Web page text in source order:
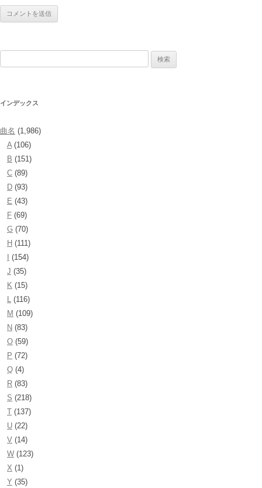
インデックス
曲名 (1,986)
A(106)
B (151)
C (89)
D (93)
E (43)
F (69)
G (70)
H (111)
(154)
J (35)
K (15)
L (116)
M (109)
N (83)
O (59)
P (72)
Q (4)
R (83)
S (218)
T (137)
U (22)
V (14)
W (123)
X (1)
Y (35)